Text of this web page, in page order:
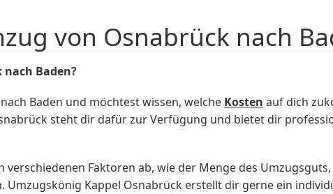
von Osnabrück nach
Baden?
Baden und möchtest wissen, welche Kosten auf dich
steht dir dafür zur Verfügung und bietet dir
verschiedenen Faktoren ab, wie der Menge des
Umzugskönig Kappel Osnabrück erstellt dir gerne ein